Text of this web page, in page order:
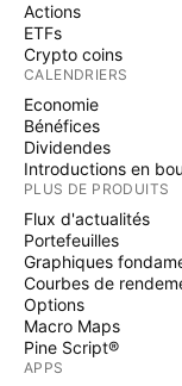
Actions
ETFs
Crypto coins
CALENDRIERS
Economie
Bénéfices
Dividendes
Introductions en
PLUS DE PRODUITS
Flux d'actualités
Portefeuilles
Graphiques
Courbes de
Options
Macro Maps
Pine Script®
APPS